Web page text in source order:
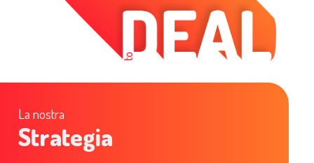
La nostra
Strategia